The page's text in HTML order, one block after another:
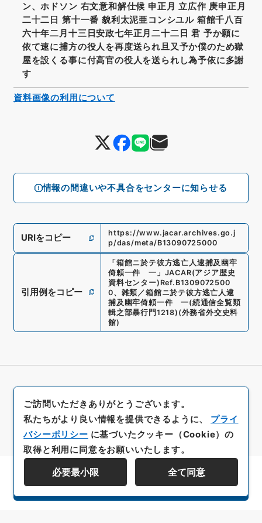
情報の間違いや不具合をセンターに知らせる
ン、ホドソン 右文意和解仕候 申正月 立広作 庚申正月
二十二日 第十一番 貌利太泥亜コンシユル 箱館千八百
六十年二月十三日安政七年正月二十二日 君 予か願に
依て速に捕方の役人を再度送られ旦又予か僕のため獄
屋を設くる事に付高官の役人を送られし為予依に多謝
す
URIをコピー
https://www.jacar.archives.go.j
p/das/meta/B13090725000
引用例をコピー
「箱館ニ於テ彼方逃亡人逮捕及幽牢
倚頼一件 一 」 JACAR(アジア歴史
資料センター) Ref. B1309072500
0、 雑類／箱館ニ於テ彼方逃亡人逮
捕及幽牢倚頼一件 一(続通信全覧類
輯之部暴行門1218) (外務省外交史料
館)
資料画像の利用について
資料群階層を表示する
ご訪問いただきありがとうございます。
私たちがより良い情報を提供できるように、 プライ
バシーポリシー に基づいたクッキー（Cookie）の
取得と利用に同意をお願いいたします。
必要最小限 全て同意